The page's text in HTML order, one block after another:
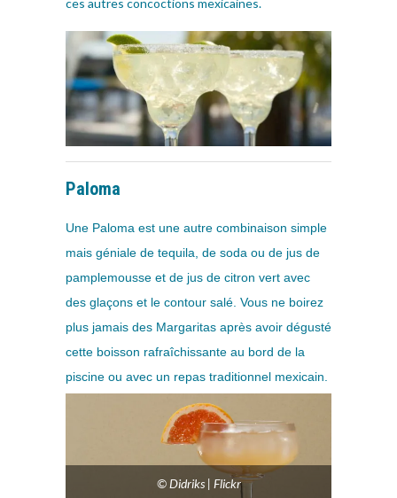
ces autres concoctions mexicaines.
Paloma
Une Paloma est une autre combinaison simple
mais géniale de tequila, de soda ou de jus de
pamplemousse et de jus de citron vert avec
des glaçons et le contour salé. Vous ne boirez
plus jamais des Margaritas après avoir dégusté
cette boisson rafraîchissante au bord de la
piscine ou avec un repas traditionnel mexicain.
© Didriks | Flickr